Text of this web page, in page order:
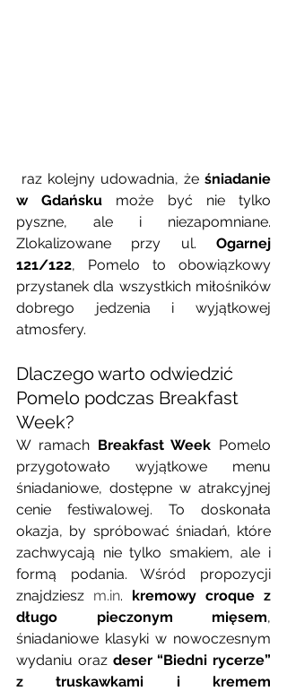
raz kolejny udowadnia, że śniadanie
w Gdańsku może być nie tylko
pyszne, ale i niezapomniane.
Zlokalizowane przy ul. Ogarnej
121/122, Pomelo to obowiązkowy
przystanek dla wszystkich miłośników
dobrego jedzenia i wyjątkowej
atmosfery.
Dlaczego warto odwiedzić
Pomelo podczas Breakfast
Week?
W ramach Breakfast Week Pomelo
przygotowało wyjątkowe menu
śniadaniowe, dostępne w atrakcyjnej
cenie festiwalowej. To doskonała
okazja, by spróbować śniadań, które
zachwycają nie tylko smakiem, ale i
formą podania. Wśród propozycji
znajdziesz m.in. kremowy croque z
długo pieczonym mięsem,
śniadaniowe klasyki w nowoczesnym
wydaniu oraz deser “Biedni rycerze”
z truskawkami i kremem